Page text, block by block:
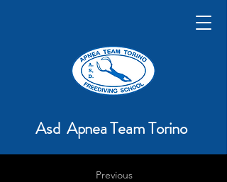
Asd Apnea Team Torino
Previous